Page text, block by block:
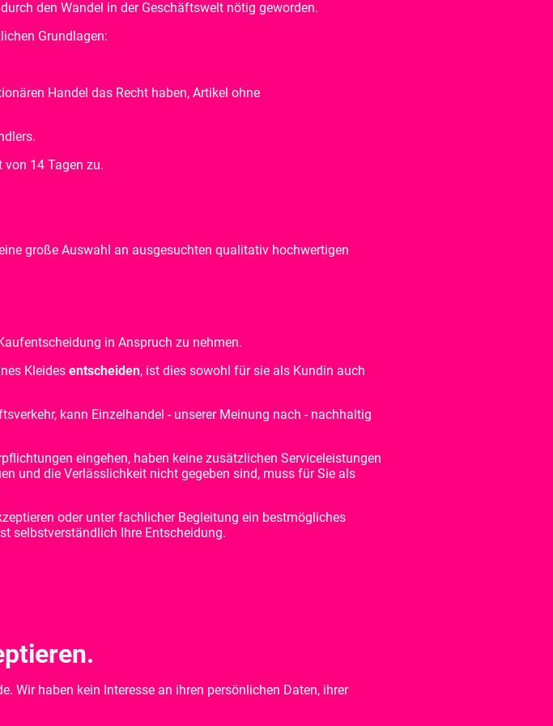
den Wandel in der Geschäftswelt nötig geworden.
Grundlagen:
Handel das Recht haben, Artikel ohne
von 14 Tagen zu.
große Auswahl an ausgesuchten qualitativ hochwertigen
in Anspruch zu nehmen.
Kleides entscheiden, ist dies sowohl für sie als Kundin auch
kann Einzelhandel - unserer Meinung nach - nachhaltig
eingehen, haben keine zusätzlichen Serviceleistungen
und die Verlässlichkeit nicht gegeben sind, muss für Sie als
oder unter fachlicher Begleitung ein bestmögliches
selbstverständlich Ihre Entscheidung.
Wir haben kein Interesse an ihren persönlichen Daten, ihrer